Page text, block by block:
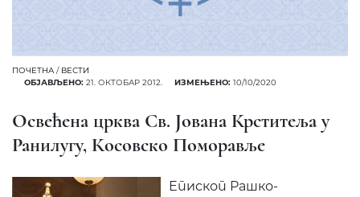
ПОЧЕТНА / ВЕСТИ
ОБЈАВЉЕНО: 21. ОКТОБАР 2012. ИЗМЕЊЕНО: 10/10/2020
Освећена црква Св. Јована Крститеља у
Ранилугу, Косовско Поморавље
Епископ Рашко-